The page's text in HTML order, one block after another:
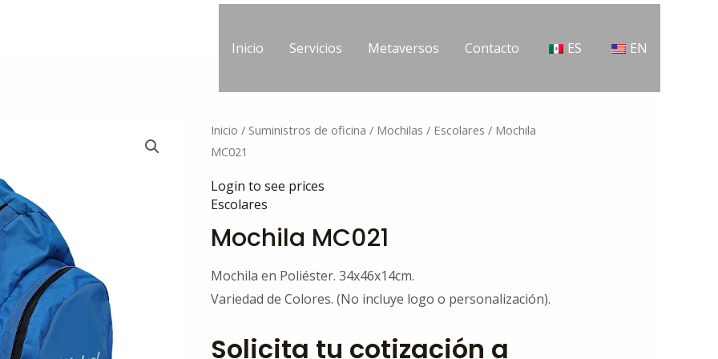
Inicio Servicios Metaversos Contacto ES EN
Inicio / Suministros de oficina / Mochilas / Escolares / Mochila
MC021
Login to see prices
Escolares
Mochila MC021
Mochila en Poliéster. 34x46x14cm.
Variedad de Colores. (No incluye logo o personalización).
Solicita tu cotización a